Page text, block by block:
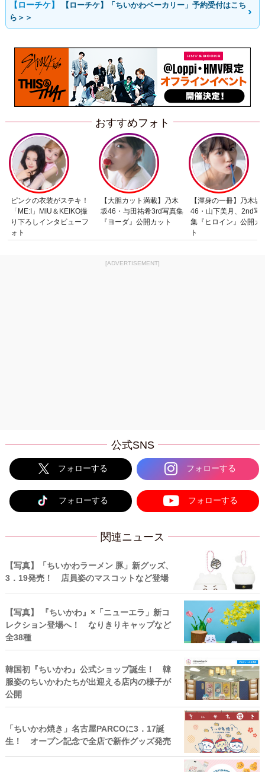
【ローチケ】「ちいかわベーカリー」予約受付はこち
ら＞＞
おすすめフォト
ピンクの衣装がステキ！
「ME:I」MIU＆KEIKO撮
り下ろしインタビューフ
ォト
【大胆カット満載】乃木
坂46・与田祐希3rd写真集
『ヨーダ』公開カット
【渾身の一冊】乃木坂
46・山下美月、2nd写
集『ヒロイン』公開カ
ト
[ADVERTISEMENT]
公式SNS
フォローする フォローする
フォローする フォローする
関連ニュース
【写真】「ちいかわラーメン 豚」新グッズ、
3．19発売！ 店員姿のマスコットなど登場
【写真】 『ちいかわ』×「ニューエラ」新コ
レクション登場へ！ なりきりキャップなど
全38種
韓国初『ちいかわ』公式ショップ誕生！ 韓
服姿のちいかわたちが出迎える店内の様子が
公開
「ちいかわ焼き」名古屋PARCOに3．17誕
生！ オープン記念で全店で新作グッズ発売